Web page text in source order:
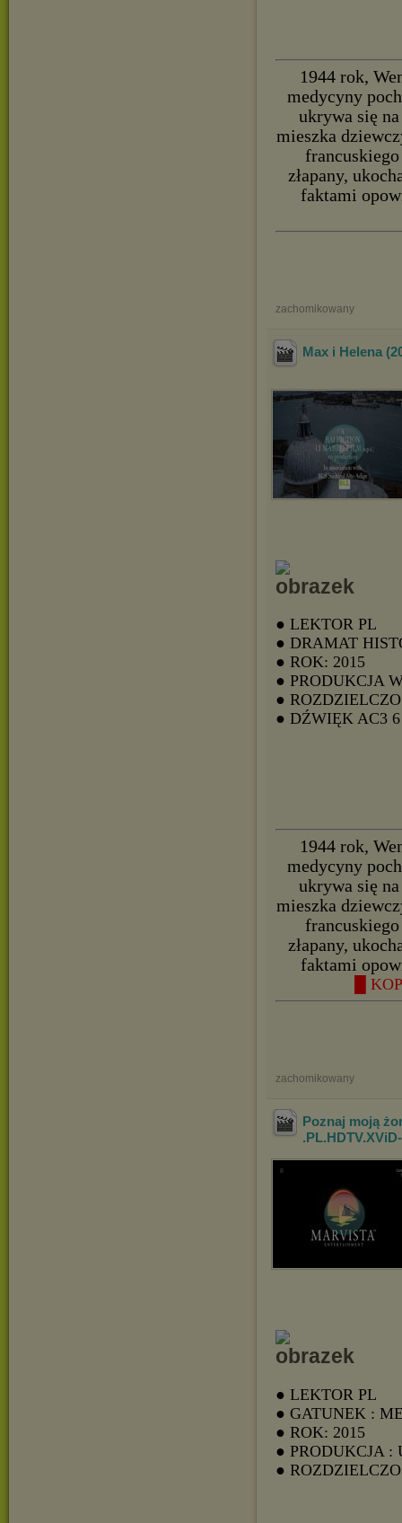
1944 rok,
medycyny
ukrywa się
mieszka
złapany,
faktami
zachomikowany
Max i Helena
● LEKTOR PL
● DRAMAT
● ROK: 2015
● PRODUKCJA
●
● DŹWIĘK AC3
1944 rok,
medycyny
ukrywa się
mieszka
złapany,
faktami
█
zachomikowany
Poznaj moją
● LEKTOR PL
● GATUNEK :
● ROK: 2015
● PRODUKCJA :
●